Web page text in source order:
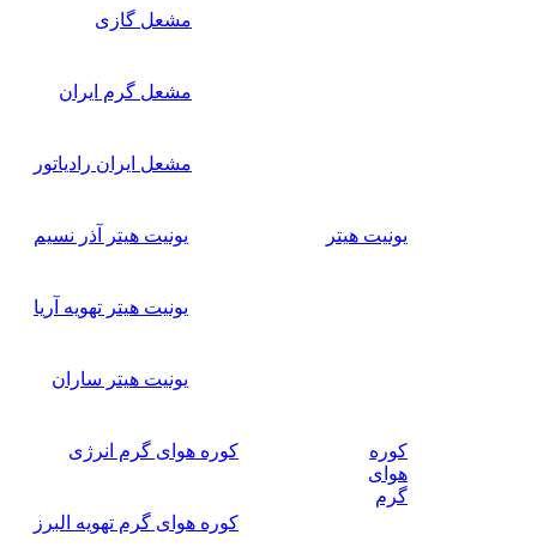
مشعل گازی
مشعل گرم ایران
مشعل ایران رادیاتور
یونیت هیتر یونیت هیتر آذر نسیم
یونیت هیتر تهویه آریا
یونیت هیتر ساران
کوره
هوای
گرم
کوره هوای گرم انرژی
کوره هوای گرم تهویه البرز